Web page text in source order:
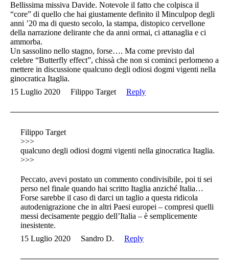
Bellissima missiva Davide. Notevole il fatto che colpisca il
“core” di quello che hai giustamente definito il Minculpop degli
anni ’20 ma di questo secolo, la stampa, distopico cervellone
della narrazione delirante che da anni ormai, ci attanaglia e ci
ammorba.
Un sassolino nello stagno, forse…. Ma come previsto dal
celebre “Butterfly effect”, chissà che non si cominci perlomeno a
mettere in discussione qualcuno degli odiosi dogmi vigenti nella
ginocratica Itaglia.
15 Luglio 2020
Filippo Target Reply
Filippo Target
>>>
qualcuno degli odiosi dogmi vigenti nella ginocratica Itaglia.
>>>
Peccato, avevi postato un commento condivisibile, poi ti sei
perso nel finale quando hai scritto Itaglia anziché Italia…
Forse sarebbe il caso di darci un taglio a questa ridicola
autodenigrazione che in altri Paesi europei – compresi quelli
messi decisamente peggio dell’Italia – è semplicemente
inesistente.
15 Luglio 2020
Sandro D. Reply